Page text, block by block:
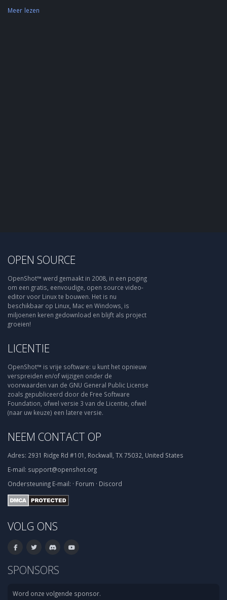
Meer lezen
OPEN SOURCE
OpenShot™ werd gemaakt in 2008, in een poging
om een gratis, eenvoudige, open source video-
editor voor Linux te bouwen. Het is nu
beschikbaar op Linux, Mac en Windows, is
miljoenen keren gedownload en blijft als project
groeien!
LICENTIE
OpenShot™ is vrije software: u kunt het opnieuw
verspreiden en/of wijzigen onder de
voorwaarden van de GNU General Public License
zoals gepubliceerd door de Free Software
Foundation, ofwel versie 3 van de Licentie, ofwel
(naar uw keuze) een latere versie.
NEEM CONTACT OP
Adres: 2931 Ridge Rd #101, Rockwall, TX 75032, United States
E-mail: support@openshot.org
Ondersteuning E-mail: · Forum · Discord
VOLG ONS
SPONSORS
Word onze volgende sponsor.